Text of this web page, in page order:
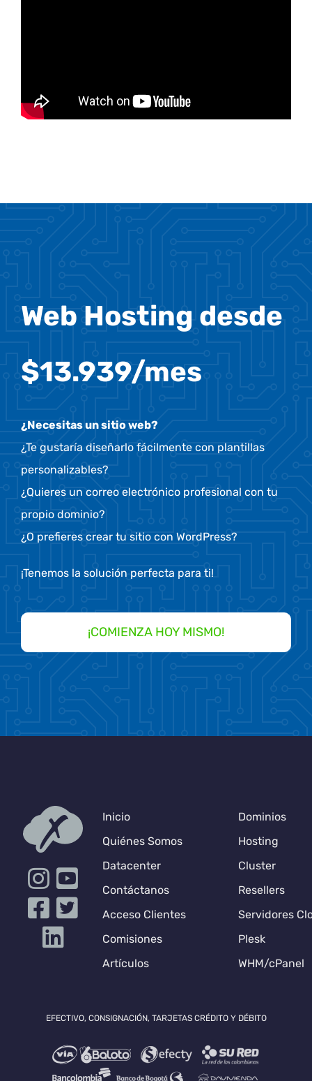
Web Hosting desde
$13.939/mes
¿Necesitas un sitio web?
¿Te gustaría diseñarlo fácilmente con plantillas
personalizables?
¿Quieres un correo electrónico profesional con tu
propio dominio?
¿O prefieres crear tu sitio con WordPress?
¡Tenemos la solución perfecta para ti!
¡COMIENZA HOY MISMO!
Inicio
Quiénes Somos
Datacenter
Contáctanos
Acceso Clientes
Comisiones
Artículos
Dominios
Hosting
Cluster
Resellers
Servidores
Plesk
WHM/cPanel
EFECTIVO, CONSIGNACIÓN, TARJETAS CRÉDITO Y DÉBITO